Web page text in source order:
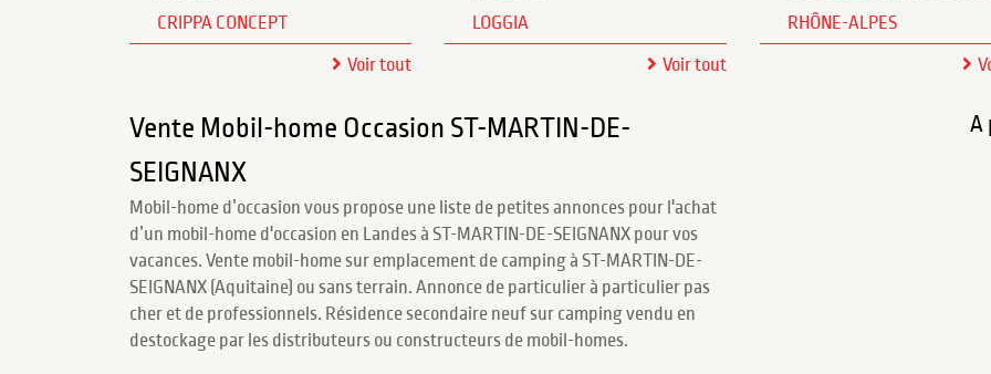
CRIPPA CONCEPT
Voir tout
LOGGIA
Voir tout
RHÔNE-ALPES
Vente Mobil-home Occasion ST-MARTIN-DE-
SEIGNANX
Mobil-home d’occasion vous propose une liste de petites annonces pour l'achat
d’un mobil-home d'occasion en Landes à ST-MARTIN-DE-SEIGNANX pour vos
vacances. Vente mobil-home sur emplacement de camping à ST-MARTIN-DE-
SEIGNANX (Aquitaine) ou sans terrain. Annonce de particulier à particulier pas
cher et de professionnels. Résidence secondaire neuf sur camping vendu en
destockage par les distributeurs ou constructeurs de mobil-homes.
A